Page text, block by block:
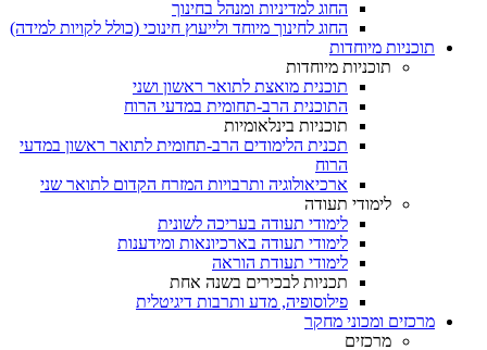
החוג למדיניות ומנהל בחינוך
החוג לחינוך מיוחד ולייעוץ חינוכי (כולל לקויות למידה)
תוכניות מיוחדות
תוכניות מיוחדות
תוכנית מואצת לתואר ראשון ושני
התוכנית הרב-תחומית במדעי הרוח
תוכניות בינלאומיות
תכנית הלימודים הרב-תחומית לתואר ראשון במדעי
הרוח
ארכיאולוגיה ותרבויות המזרח הקדום לתואר שני
לימודי תעודה
לימודי תעודה בעריכה לשונית
לימודי תעודה בארכיונאות ומידענות
לימודי תעודת הוראה
תכניות לבכירים בשנה אחת
פילוסופיה, מדע ותרבות דיגיטלית
מרכזים ומכוני מחקר
מרכזים